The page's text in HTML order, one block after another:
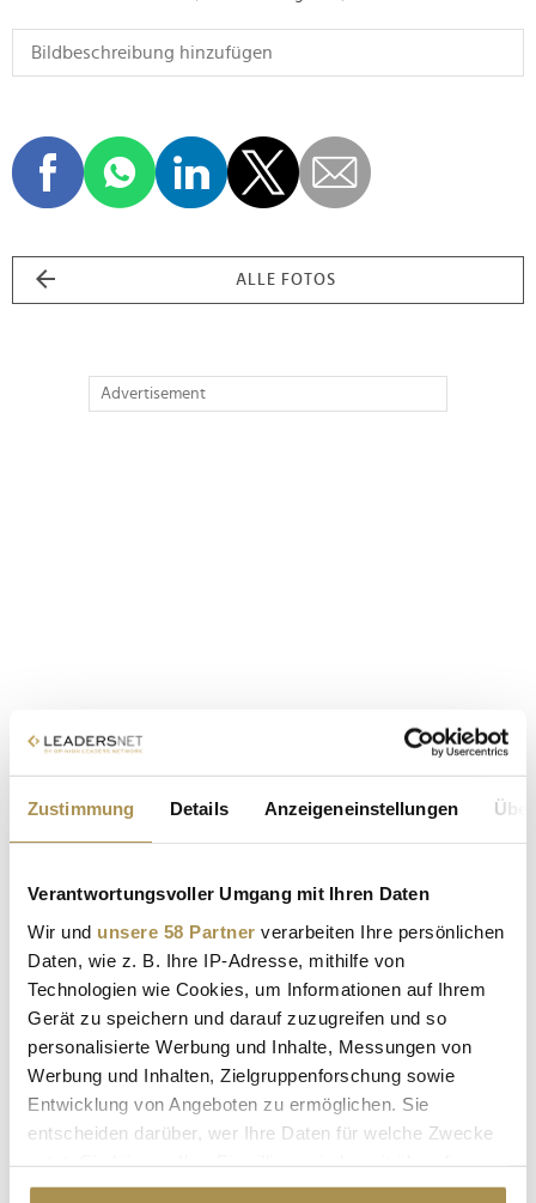
Zustimmung Details Anzeigeneinstellungen
Verantwortungsvoller Umgang mit Ihren Daten
Wir und unsere 58 Partner verarbeiten Ihre persönlichen
Daten, wie z. B. Ihre IP-Adresse, mithilfe von
Technologien wie Cookies, um Informationen auf Ihrem
Gerät zu speichern und darauf zuzugreifen und so
personalisierte Werbung und Inhalte, Messungen von
Werbung und Inhalten, Zielgruppenforschung sowie
Entwicklung von Angeboten zu ermöglichen. Sie
entscheiden darüber, wer Ihre Daten für welche Zwecke
Cookie-Erklärung oder durch Klicken auf das Privacy
ALLE FOTOS
Advertisement